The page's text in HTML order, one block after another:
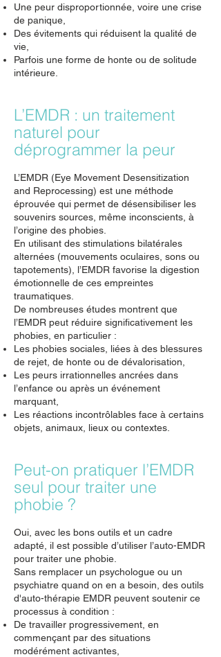
Une peur disproportionnée, voire une crise
de panique,
Des évitements qui réduisent la qualité de
vie,
Parfois une forme de honte ou de solitude
intérieure.
L’EMDR : un traitement
naturel pour
déprogrammer la peur
L’EMDR (Eye Movement Desensitization
and Reprocessing) est une méthode
éprouvée qui permet de désensibiliser les
souvenirs sources, même inconscients, à
l’origine des phobies.
En utilisant des stimulations bilatérales
alternées (mouvements oculaires, sons ou
tapotements), l’EMDR favorise la digestion
émotionnelle de ces empreintes
traumatiques.
De nombreuses études montrent que
l’EMDR peut réduire significativement les
phobies, en particulier :
Les phobies sociales, liées à des blessures
de rejet, de honte ou de dévalorisation,
Les peurs irrationnelles ancrées dans
l’enfance ou après un événement
marquant,
Les réactions incontrôlables face à certains
objets, animaux, lieux ou contextes.
Peut-on pratiquer l’EMDR
seul pour traiter une
phobie ?
Oui, avec les bons outils et un cadre
adapté, il est possible d’utiliser l’auto-EMDR
pour traiter une phobie.
Sans remplacer un psychologue ou un
psychiatre quand on en a besoin, des outils
d'auto-thérapie EMDR peuvent soutenir ce
processus à condition :
De travailler progressivement, en
commençant par des situations
modérément activantes,